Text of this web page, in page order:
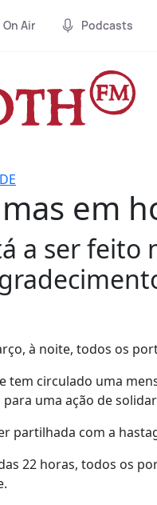
On Air Podcasts
em
a ser feito
à noite, todos os
tem circulado uma
uma ação de
partilhada com a
22 horas, todos os